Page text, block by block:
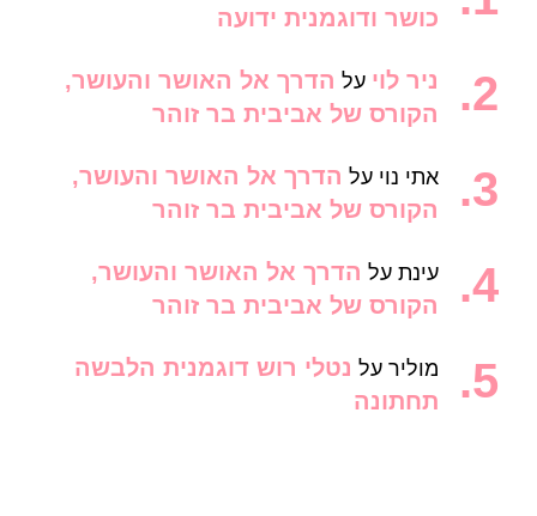
כושר ודוגמנית ידועה
ניר לוי על הדרך אל האושר והעושר,
הקורס של אביבית בר זוהר
אתי נוי על הדרך אל האושר והעושר,
הקורס של אביבית בר זוהר
עינת על הדרך אל האושר והעושר,
הקורס של אביבית בר זוהר
מוליר על נטלי רוש דוגמנית הלבשה
תחתונה